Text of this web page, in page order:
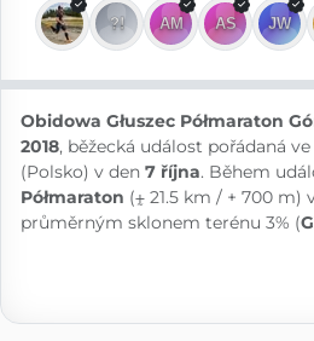
Obidowa Głuszec Półmaraton
2018, běžecká událost pořádaná
(Polsko) v den 7 října. Během
Półmaraton (⨦ 21.5 km / + 700 m)
průměrným sklonem terénu 3% (